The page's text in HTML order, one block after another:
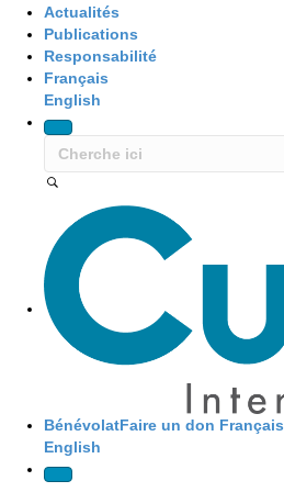
Actualités
Publications
Responsabilité
Français
English
Site Navigation
BénévolatFaire un don Français
English